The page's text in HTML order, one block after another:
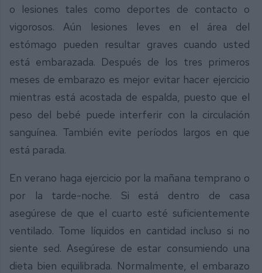
o lesiones tales como deportes de contacto o
vigorosos. Aún lesiones leves en el área del
estómago pueden resultar graves cuando usted
está embarazada. Después de los tres primeros
meses de embarazo es mejor evitar hacer ejercicio
mientras está acostada de espalda, puesto que el
peso del bebé puede interferir con la circulación
sanguínea. También evite períodos largos en que
está parada.
En verano haga ejercicio por la mañana temprano o
por la tarde-noche. Si está dentro de casa
asegúrese de que el cuarto esté suficientemente
ventilado. Tome líquidos en cantidad incluso si no
siente sed. Asegúrese de estar consumiendo una
dieta bien equilibrada. Normalmente, el embarazo